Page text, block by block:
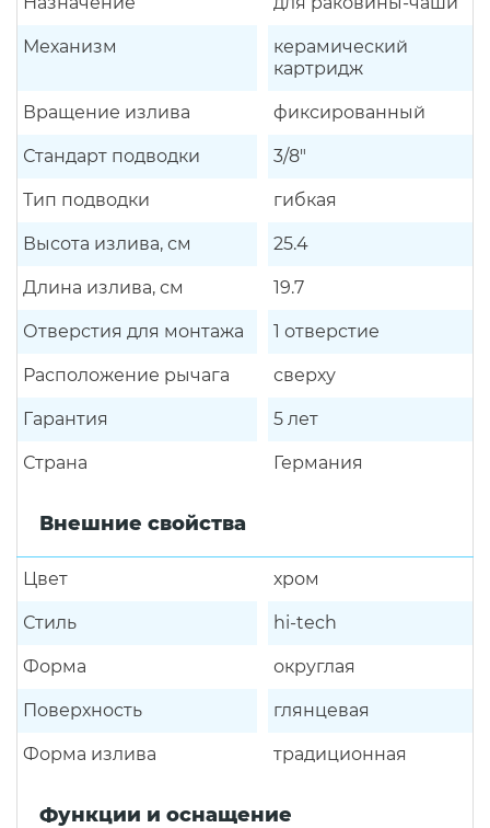
Механизм
керамический
картридж
Вращение излива фиксированный
Стандарт подводки 3/8"
Тип подводки гибкая
Высота излива, см 25.4
Длина излива, см 19.7
Отверстия для монтажа 1 отверстие
Расположение рычага сверху
Гарантия 5 лет
Страна Германия
Внешние свойства
Цвет хром
Стиль hi-tech
Форма округлая
Поверхность глянцевая
Форма излива традиционная
Функции и оснащение